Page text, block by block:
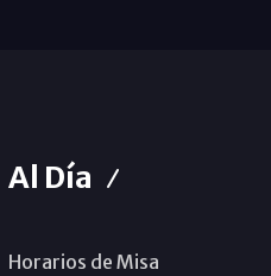
Al Día
Horarios de Misa